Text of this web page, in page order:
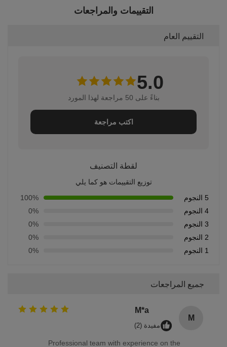
التقييمات والمراجعات
التقييم العام
5.0
بناءً على 50 مراجعة لهذا المورد
اكتب مراجعة
لقطة التصنيف
توزيع التقييمات هو كما يلي
5 النجوم
100%
4 النجوم
0%
3 النجوم
0%
2 النجوم
0%
1 النجوم
0%
جميع المراجعات
M
M*a
مفيدة (2)
Professional team with experience on the